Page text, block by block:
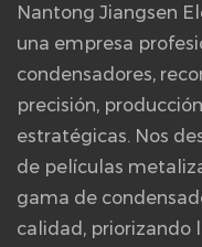
Nantong Jiangsen
una empresa
condensadores,
precisión,
estratégicas. Nos
de películas
gama de
calidad, priorizando